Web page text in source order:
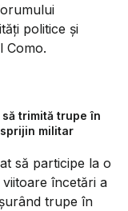
politice și
Como.
trimită trupe în
militar
să participe la o
încetări a
trupe în